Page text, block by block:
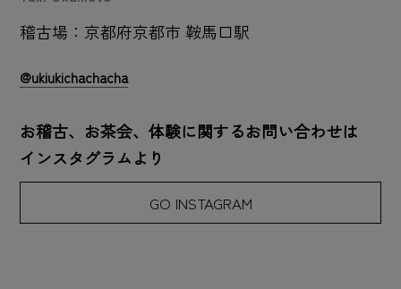
稽古場：京都府京都市 鞍馬口駅
@ukiukichachacha
お稽古、お茶会、体験に関するお問い合わせは
インスタグラムより
GO INSTAGRAM